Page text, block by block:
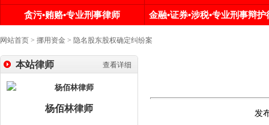
贪污•贿赂•专业刑事律师
金融•证券•涉税•专业刑事辩护
网站首页 > 挪用资金 > 隐名股东股权确定纠纷案
查看详细
本站律师
杨佰林律师 发